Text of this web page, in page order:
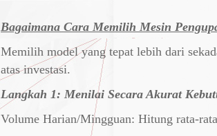
Bagaimana Cara Memilih Mesin
Memilih model yang tepat lebih dari
atas investasi.
Langkah 1: Menilai Secara Akurat
Volume Harian/Mingguan: Hitung rata-rata